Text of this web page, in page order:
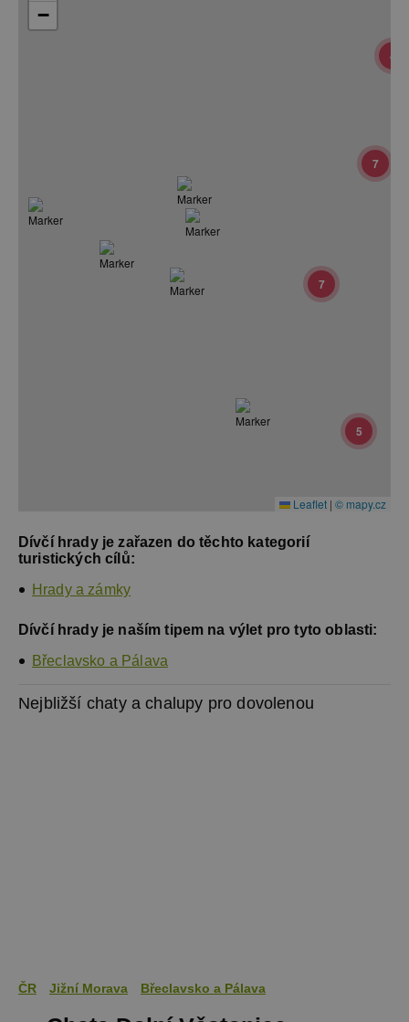
5
7
7
4
−
Leaflet | © mapy.cz
Dívčí hrady je zařazen do těchto kategorií
turistických cílů:
Hrady a zámky
Dívčí hrady je naším tipem na výlet pro tyto oblasti:
Břeclavsko a Pálava
Nejbližší chaty a chalupy pro dovolenou
ČR Jižní Morava Břeclavsko a Pálava